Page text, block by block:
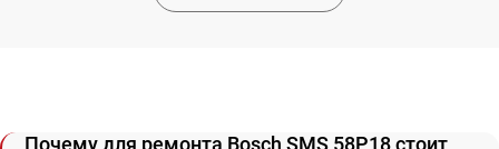
Почему для ремонта Bosch SMS 58P18 стоит